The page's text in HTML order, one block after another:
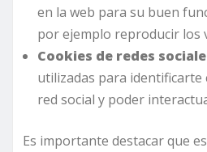
en la web para su buen
por ejemplo reproducir los
Cookies de redes
utilizadas para identificarte
red social y poder
Es importante destacar que